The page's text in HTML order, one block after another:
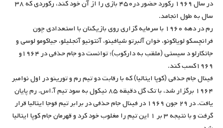
در سال ۱۹۶۹ رکورد حضور در۴۵۰ بازی را از آن خود کند، رکوردی که ۳۸
سال به طول انجامد.
رم در دهه ۱۹۶۰ با سرمایه گزاری روی بازیکنان با استعدادی چون
فرانچسکو لویاکونو، خوان آلبرتو شیافینو، آنتونیو آنجلیلو، جیاکومو لوسی و
جانکارلو د سیستی (ملقب به دارکوب)؛ توانست دو جام حذفی در ۱۹۶۴و
۱۹۶۹کسب کند.
فینال جام حذفی (کوپا ایتالیا) که با رقابت دو تیم رم و تورینو در اول نوامبر
۱۹۶۴ برگزار شد، با تک گل دقیقه ۸۵ نیکول به سود تیم آ.اس. رم پایان
یافت. در ۲۹ جون ۱۹۶۹ در فینال جام حذفی در برابر تیم فوجا ایتالیا قرار
گرفت و با نتیجه ۳ بر ۱ این تیم را مغلوب خود کرد و قهرمان جام کوپا ایتالیا